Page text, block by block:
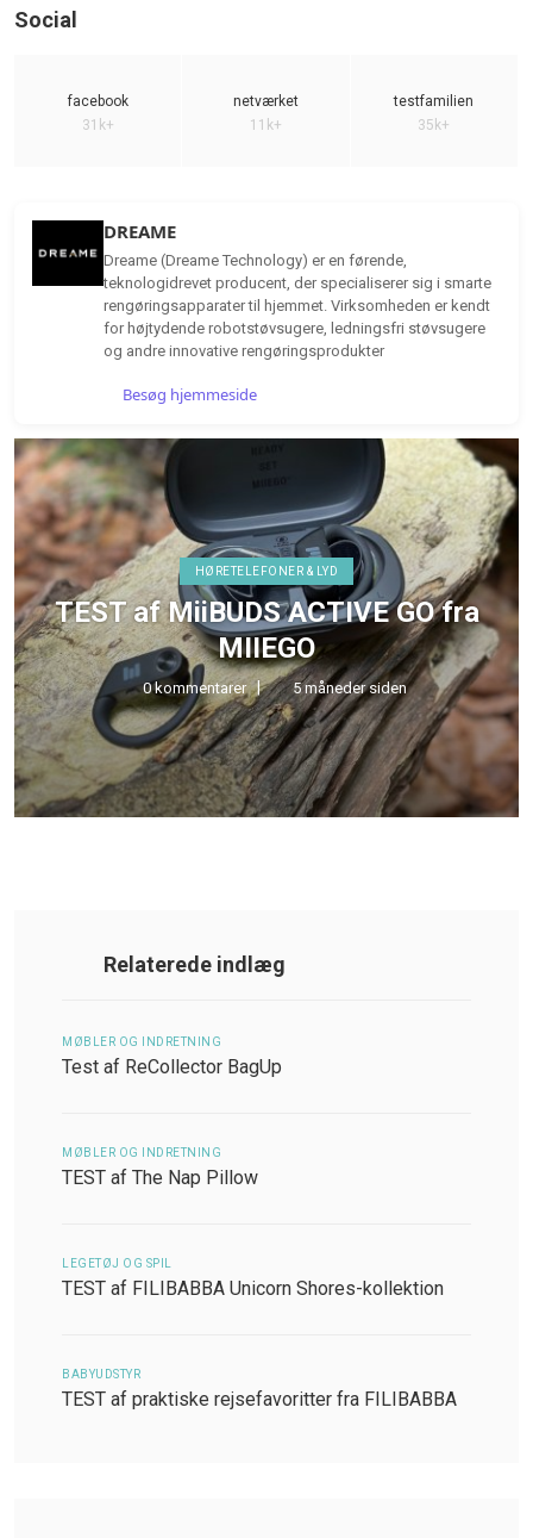
Social
facebook
31k+
netværket
11k+
testfamilien
35k+
DREAME
Dreame (Dreame Technology) er en førende,
teknologidrevet producent, der specialiserer sig i smarte
rengøringsapparater til hjemmet. Virksomheden er kendt
for højtydende robotstøvsugere, ledningsfri støvsugere
og andre innovative rengøringsprodukter
Besøg hjemmeside
HØRETELEFONER & LYD
TEST af MiiBUDS ACTIVE GO fra
MIIEGO
0 kommentarer 5 måneder siden
Relaterede indlæg
MØBLER OG INDRETNING
Test af ReCollector BagUp
MØBLER OG INDRETNING
TEST af The Nap Pillow
LEGETØJ OG SPIL
TEST af FILIBABBA Unicorn Shores-kollektion
BABYUDSTYR
TEST af praktiske rejsefavoritter fra FILIBABBA